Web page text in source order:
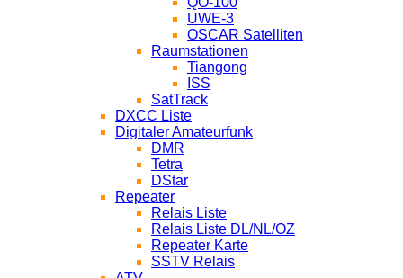
UWE-3
OSCAR Satelliten
Raumstationen
Tiangong
ISS
SatTrack
DXCC Liste
Digitaler Amateurfunk
DMR
Tetra
DStar
Repeater
Relais Liste
Relais Liste DL/NL/OZ
Repeater Karte
SSTV Relais